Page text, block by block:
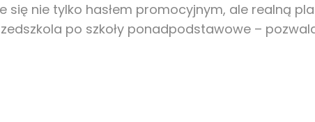
nie tylko hasłem promocyjnym, ale realną
po szkoły ponadpodstawowe –